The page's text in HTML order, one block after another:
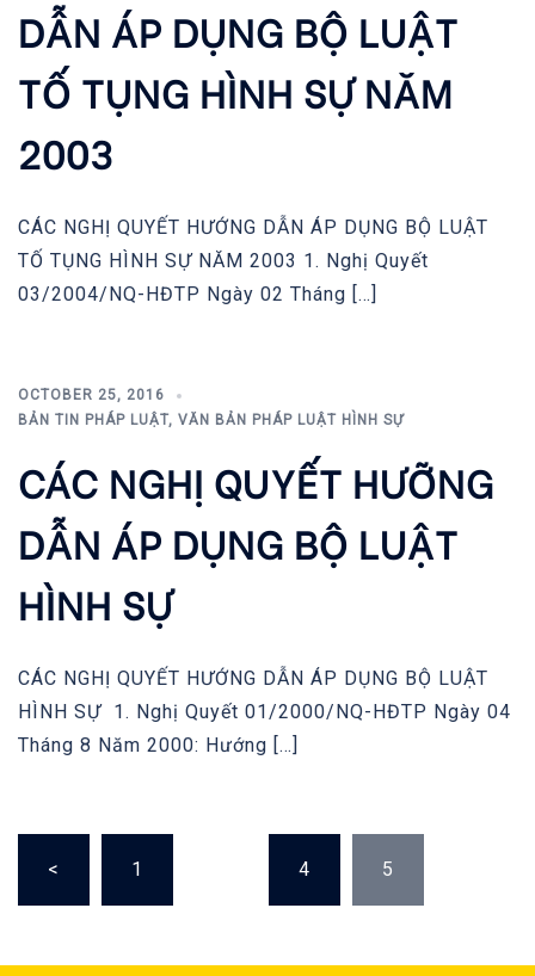
DẪN ÁP DỤNG BỘ LUẬT
TỐ TỤNG HÌNH SỰ NĂM
2003
CÁC NGHỊ QUYẾT HƯỚNG DẪN ÁP DỤNG BỘ LUẬT
TỐ TỤNG HÌNH SỰ NĂM 2003 1. Nghị Quyết
03/2004/NQ-HĐTP Ngày 02 Tháng […]
OCTOBER 25, 2016
BẢN TIN PHÁP LUẬT, VĂN BẢN PHÁP LUẬT HÌNH SỰ
CÁC NGHỊ QUYẾT HƯỠNG
DẪN ÁP DỤNG BỘ LUẬT
HÌNH SỰ
CÁC NGHỊ QUYẾT HƯỚNG DẪN ÁP DỤNG BỘ LUẬT
HÌNH SỰ 1. Nghị Quyết 01/2000/NQ-HĐTP Ngày 04
Tháng 8 Năm 2000: Hướng […]
POSTS
PAGINATION
< 1 4 5